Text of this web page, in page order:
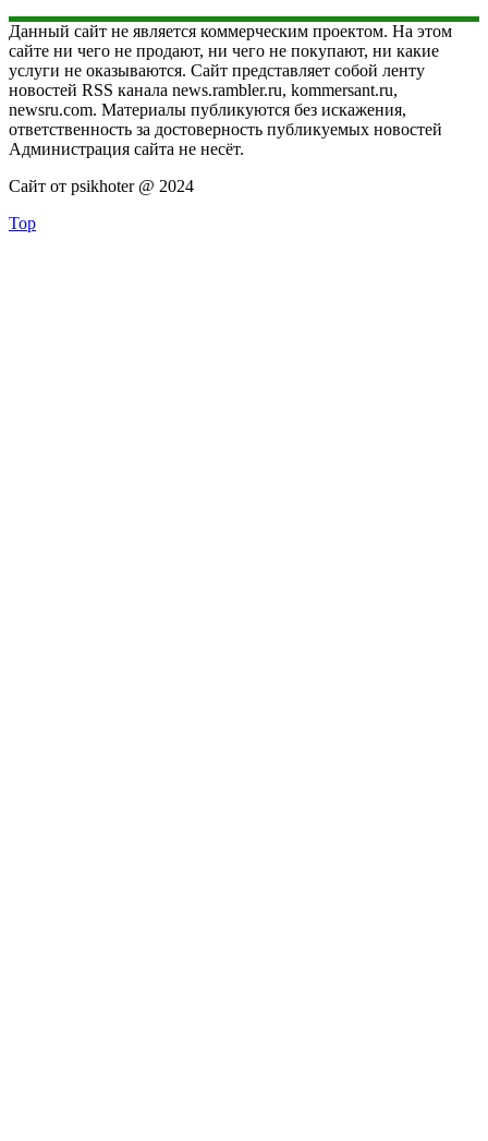
Данный сайт не является коммерческим проектом. На этом
сайте ни чего не продают, ни чего не покупают, ни какие
услуги не оказываются. Сайт представляет собой ленту
новостей RSS канала news.rambler.ru, kommersant.ru,
newsru.com. Материалы публикуются без искажения,
ответственность за достоверность публикуемых новостей
Администрация сайта не несёт.
Сайт от psikhoter @ 2024
Top